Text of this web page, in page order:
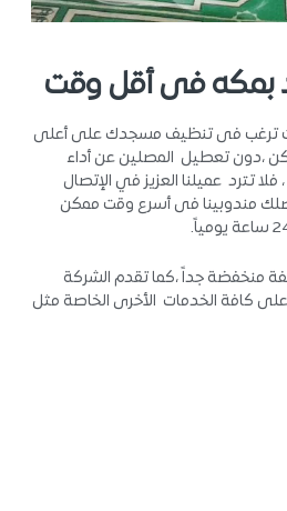
فى أقل وقت
ترغب فى تنظيف مسجدك على أعلى
تعطيل المصلين عن أداء
فلا تترد عميلنا العزيز في الإتصال
مندوبينا فى أسرع وقت ممكن
منخفضة جداً ،كما تقدم الشركة
كافة الخدمات الأخرى الخاصة مثل